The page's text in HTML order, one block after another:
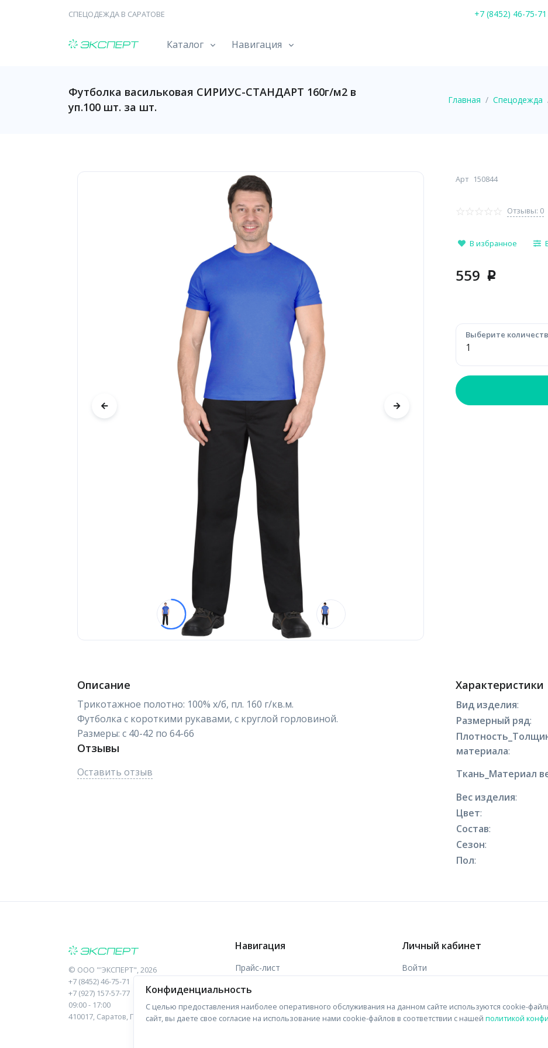
СПЕЦОДЕЖДА В САРАТОВЕ +7 (8452) 46-75-71
Каталог Навигация
Футболка васильковая СИРИУС-СТАНДАРТ 160г/м2 в
уп.100 шт. за шт.
Главная Спецодежда
Арт 150844
Отзывы: 0
В избранное
559 p
Выберите
Описание
Трикотажное полотно: 100% х/б, пл. 160 г/кв.м.
Футболка с короткими рукавами, с круглой горловиной.
Размеры: с 40-42 по 64-66
Отзывы
Оставить отзыв
Характеристики
Вид изделия:
Размерный ряд:
материала:
Ткань_Материал
Вес изделия:
Цвет:
Состав:
Сезон:
Пол:
© ООО "'ЭКСПЕРТ", 2026
+7 (8452) 46-75-71
+7 (927) 157-57-77
09:00 - 17:00
410017, Саратов, Пугачева, 10 к1, оф.23
Навигация
Прайс-лист
Отзывы
Форма связи
Личный кабинет
Войти
Конфиденциальность
С целью предоставления наиболее оперативного обслуживания на данном сайте используются cookie-
сайт, вы даете свое согласие на использование нами cookie-файлов в соответствии с нашей политикой